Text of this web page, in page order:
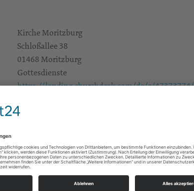
Kirche Moritzburg
Schloßallee 38
01468 Moritzburg
Gottesdienste
https://landing.churchdesk.com/de/e/
Alle Zielgruppen
01445 Radebeul
kg.radebeul_luther@evlks.de
https://loessnitz-kirchspiel.de/